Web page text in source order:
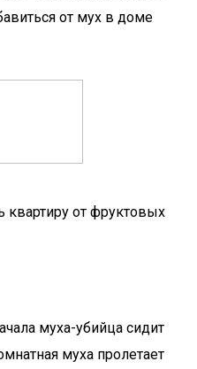
от мух в доме
квартиру от фруктовых
муха-убийца сидит
муха пролетает